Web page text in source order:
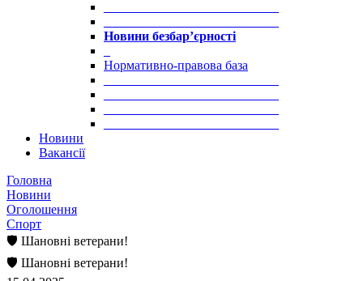
Новини безбар’єрності
Нормативно-правова база
Новини
Вакансії
Головна
Новини
Оголошення
Спорт
🛡️ Шановні ветерани!
🛡️ Шановні ветерани!